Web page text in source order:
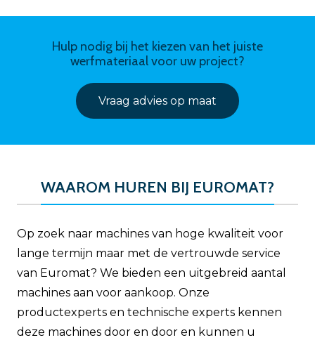
Hulp nodig bij het kiezen van het juiste
werfmateriaal voor uw project?
Vraag advies op maat
WAAROM HUREN BIJ EUROMAT?
Op zoek naar machines van hoge kwaliteit voor
lange termijn maar met de vertrouwde service
van Euromat? We bieden een uitgebreid aantal
machines aan voor aankoop. Onze
productexperts en technische experts kennen
deze machines door en door en kunnen u